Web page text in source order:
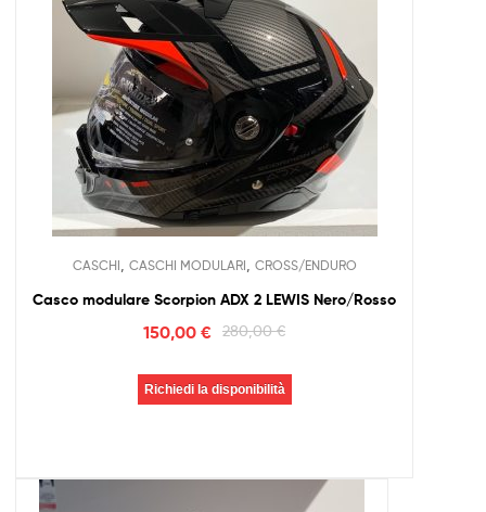
CASCHI CASCHI MODULARI CROSS/ENDURO
Casco modulare Scorpion ADX 2 LEWIS Nero/Rosso
280,00€
150,00€
Richiedi la disponibilità